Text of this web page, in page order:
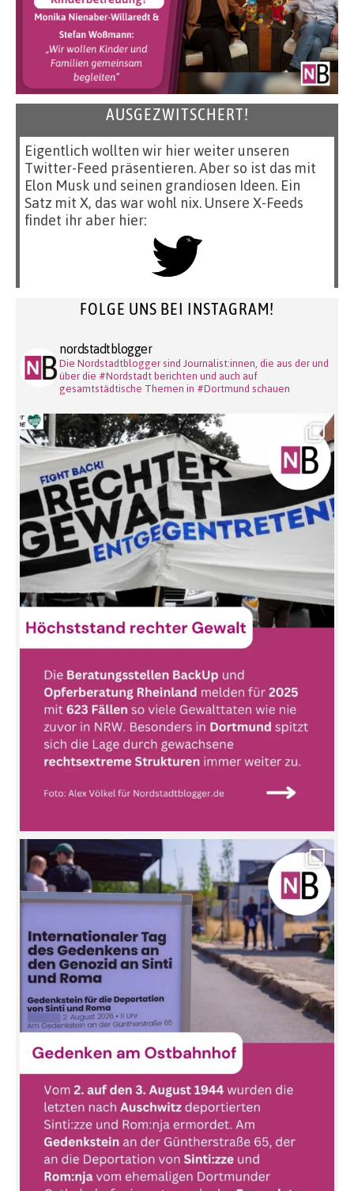
AUSGEZWITSCHERT!
Eigentlich wollten wir hier weiter unseren
Twitter-Feed präsentieren. Aber so ist das mit
Elon Musk und seinen grandiosen Ideen. Ein
Satz mit X, das war wohl nix. Unsere X-Feeds
findet ihr aber hier:
FOLGE UNS BEI INSTAGRAM!
nordstadtblogger
Die Nordstadtblogger sind Journalist:innen, die aus der und
über die #Nordstadt berichten und auch auf
gesamtstädtische Themen in #Dortmund schauen